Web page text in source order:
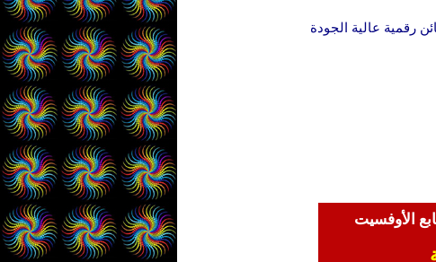
رقمية عالية الجودة
الأوفسيت